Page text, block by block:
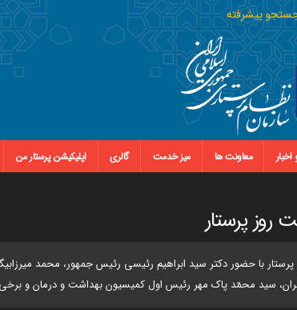
پیشرفته
اخبار معاونت ها میز خدمت گالری اپلیکیشن پرستار من
روز پرستار
با حضور دکتر سید ابراهیم رئیسی‌ رئیس جمهور، محمد
سید محمّد پاک مهر رئیس اول کمیسیون بهداشت و درمان و برخی